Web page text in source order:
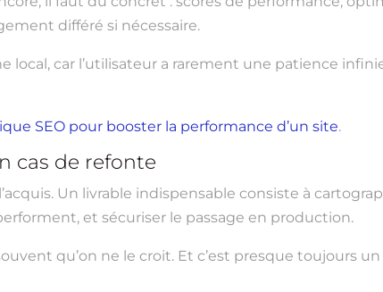
différé si nécessaire.
car l’utilisateur a rarement une patience
SEO pour booster la performance d’un site.
cas de refonte
Un livrable indispensable consiste à
et sécuriser le passage en production.
qu’on ne le croit. Et c’est presque toujours